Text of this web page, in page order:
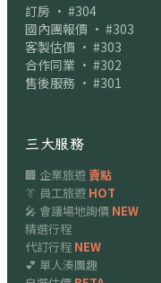
訂房 · #304
國內團報價 · #303
客製估價 · #303
合作同業 · #302
售後服務 · #301
三大服務
🏢 企業旅遊賣點
👔 員工旅遊 HOT
🎤 會議場地詢價 NEW
精選行程
代訂行程 NEW
💕 單人湊團趣